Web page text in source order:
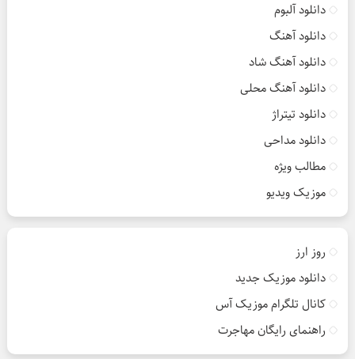
دانلود آلبوم
دانلود آهنگ
دانلود آهنگ شاد
دانلود آهنگ محلی
دانلود تیتراژ
دانلود مداحی
مطالب ویژه
موزیک ویدیو
روز ارز
دانلود موزیک جدید
کانال تلگرام موزیک آس
راهنمای رایگان مهاجرت